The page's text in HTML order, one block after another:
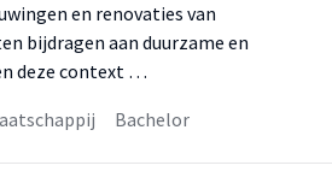
en renovaties van
bijdragen aan duurzame en
deze context …
Bachelor